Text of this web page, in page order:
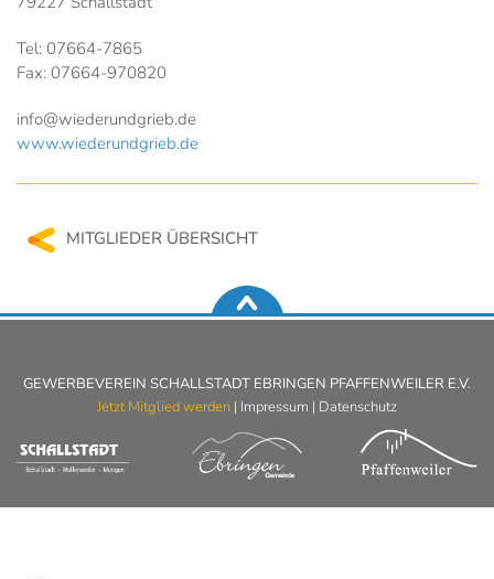
Tel: 07664-7865
Fax: 07664-970820
info@wiederundgrieb.de
www.wiederundgrieb.de
MITGLIEDER ÜBERSICHT
GEWERBEVEREIN SCHALLSTADT EBRINGEN PFAFFENWEILER E.V.
Jetzt Mitglied werden | Impressum | Datenschutz